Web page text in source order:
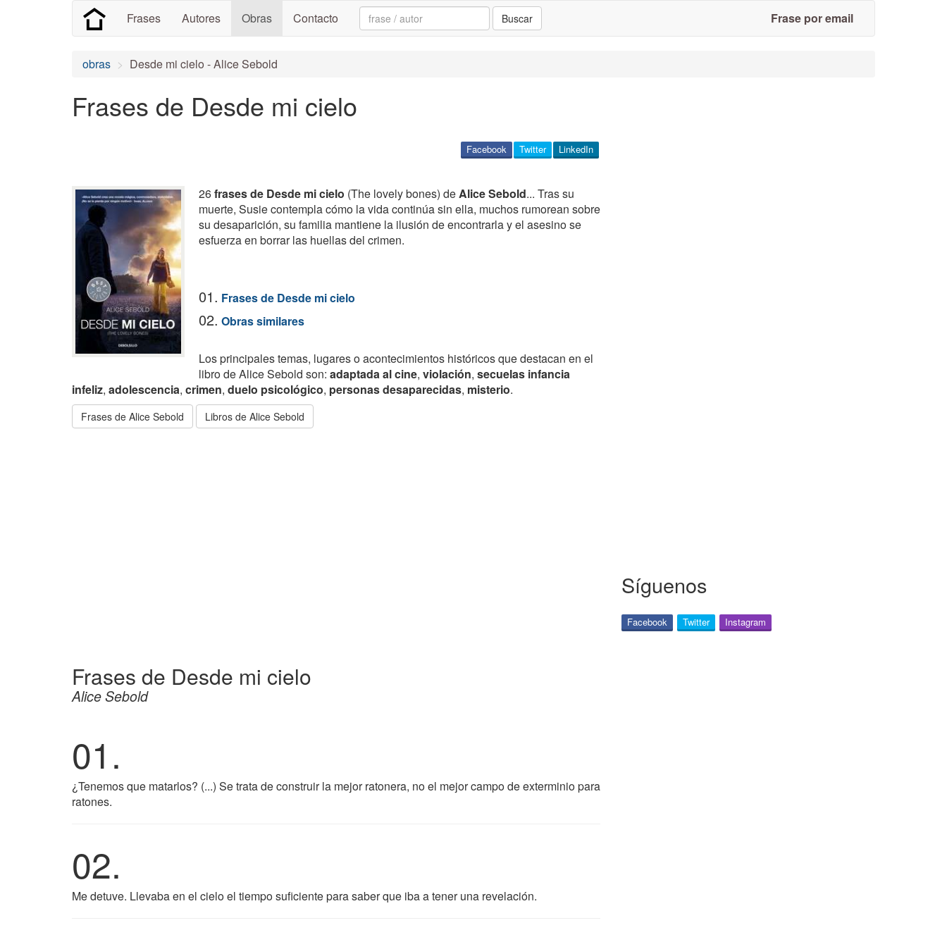
Frases Autores Obras Contacto Search: Buscar Frase por email
obras Desde mi cielo - Alice Sebold
Frases de Desde mi cielo
LinkedIn
Twitter
Facebook
26frases de Desde mi cielo (The lovely bones) deAlice Sebold... Tras su
muerte, Susie contempla cómo la vida continúa sin ella, muchos rumorean sobre
su desaparición, su familia mantiene la ilusión de encontrarla y el asesino se
esfuerza en borrar las huellas del crimen.
01. Frases de Desde mi cielo
02. Obras similares
Los principales temas, lugares o acontecimientos históricos que destacan en el
libro de Alice Sebold son: adaptada al cine, violación, secuelas infancia
infeliz, adolescencia, crimen, duelo psicológico, personas desaparecidas, misterio.
Frases de Alice Sebold Libros de Alice Sebold
Frases de Desde mi cielo
Alice Sebold
01.
¿Tenemos que matarlos? (...) Se trata de construir la mejor ratonera, no el mejor campo de exterminio para
ratones.
02.
Me detuve. Llevaba en el cielo el tiempo suficiente para saber que iba a tener una revelación.
Síguenos
Facebook Twitter Instagram